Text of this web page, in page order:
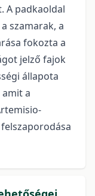
A padkaoldal
szamarak, a
fokozta a
jelző fajok
állapota
a